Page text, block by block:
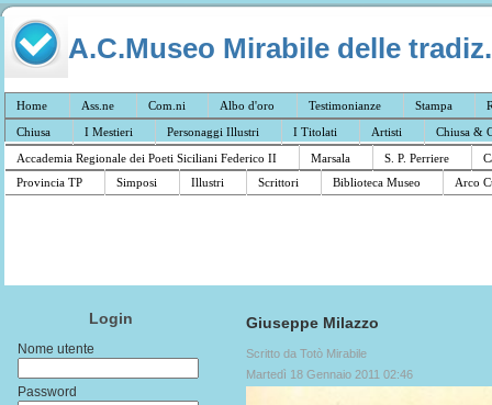
A.C.Museo Mirabile delle
Home Ass.ne Com.ni Albo d'oro Testimonianze Stampa
Chiusa
I Mestieri Personaggi Illustri I Titolati Artisti
Chiusa &
Accademia Regionale dei Poeti Siciliani Federico II
Marsala S. P. Perriere
Provincia TP
Simposi Illustri Scrittori Biblioteca Museo Arco
Login
Nome utente
Password
Giuseppe Milazzo
Scritto da Totò Mirabile
Martedì 18 Gennaio 2011 02:46